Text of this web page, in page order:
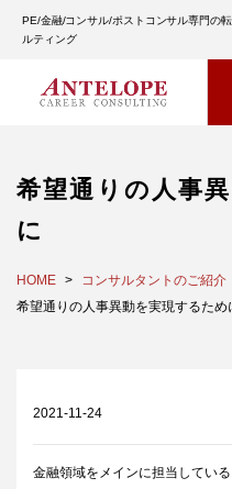
PE/金融/コンサル/ポストコンサル専門の
ルティング
希望通りの人事
に
HOME コンサルタントのご紹介
希望通りの人事異動を実現するため
2021-11-24
金融領域をメインに担当してい